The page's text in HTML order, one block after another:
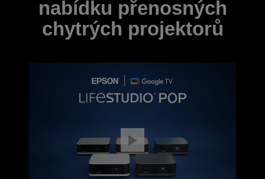
nabídku přenosných
chytrých projektorů